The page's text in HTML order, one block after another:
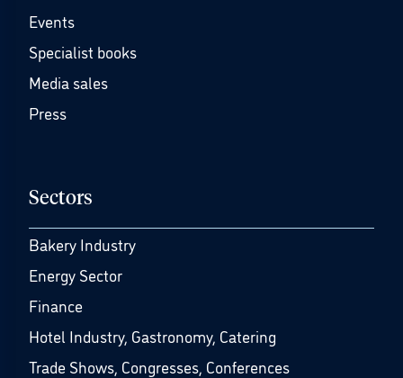
Events
Specialist books
Media sales
Press
Sectors
Bakery Industry
Energy Sector
Finance
Hotel Industry, Gastronomy, Catering
Trade Shows, Congresses, Conferences